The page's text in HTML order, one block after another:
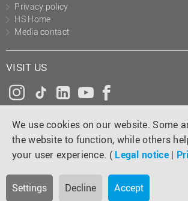
We use cookies on our website. Some
the website to function, while others
your user experience. ( Legal notice |
Settings Decline Accept
Privacy policy
HS Home
Media contact
VISIT US
Instagram
Tiktok
LinkedInYouTube